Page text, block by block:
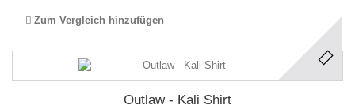
Zum Vergleich hinzufügen
Outlaw - Kali Shirt